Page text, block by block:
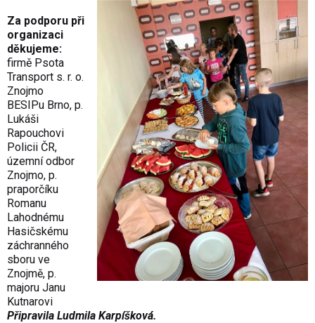
Za podporu při
organizaci
děkujeme:
firmě Psota
Transport s. r. o.
Znojmo
BESIPu Brno, p.
Lukáši
Rapouchovi
Policii ČR,
územní odbor
Znojmo, p.
praporčíku
Romanu
Lahodnému
Hasičskému
záchranného
sboru ve
Znojmě, p.
majoru Janu
Kutnarovi
Připravila Ludmila Karpíšková.